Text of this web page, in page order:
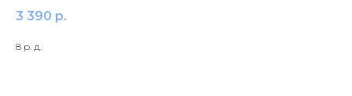
3 390 р.
8 р. д.